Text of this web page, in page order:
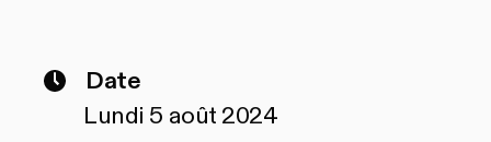
Date
Lundi 5 août 2024